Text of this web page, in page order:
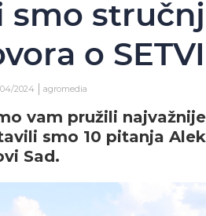
smo
o
04/2024 agromedia
vam pružili
smo 10 pitanja
Sad.